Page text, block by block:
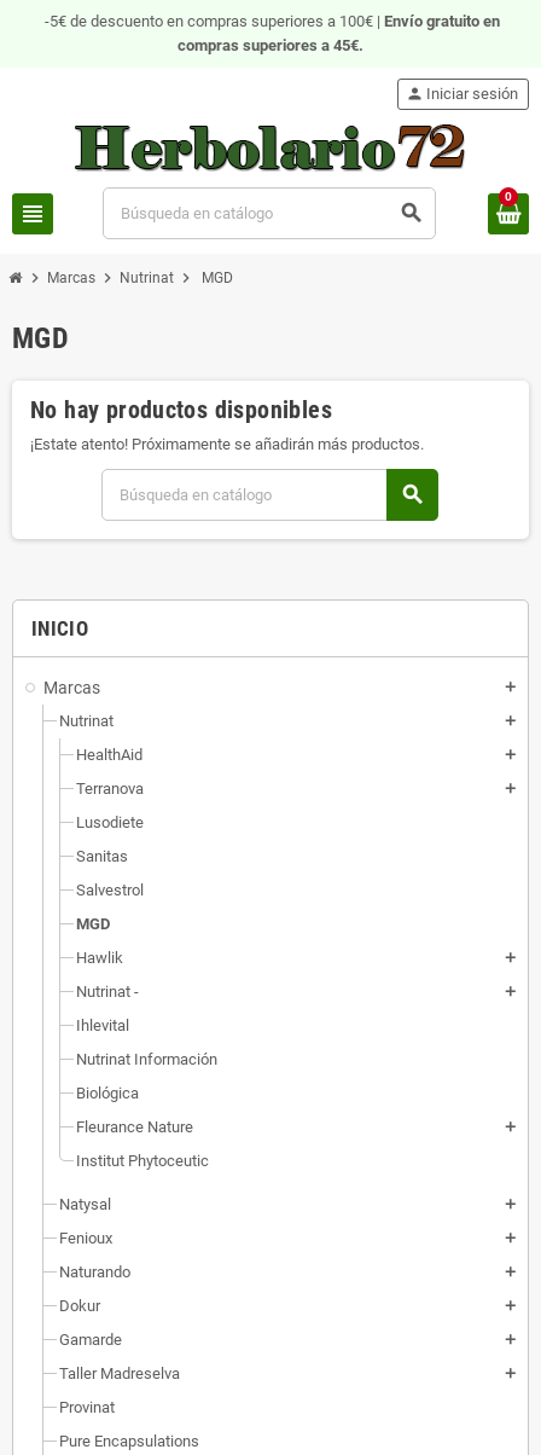
-5€ de descuento en compras superiores a 100€ | Envío gratuito en
compras superiores a 45€.
view_headline search
person Iniciar sesión
0
chevron_right Marcas chevron_right Nutrinat chevron_right MGD
INICIO
Marcas add
Nutrinat add
HealthAid add
Terranova add
Lusodiete
Sanitas
Salvestrol
MGD
Hawlik
add
Nutrinat - add
Ihlevital
Nutrinat Información
Biológica
Fleurance Nature
add
Institut Phytoceutic
Natysal add
Fenioux add
Naturando add
Dokur add
Gamarde add
Taller Madreselva add
Provinat
Pure Encapsulations
MGD
No hay productos disponibles
¡Estate atento! Próximamente se añadirán más productos.
search